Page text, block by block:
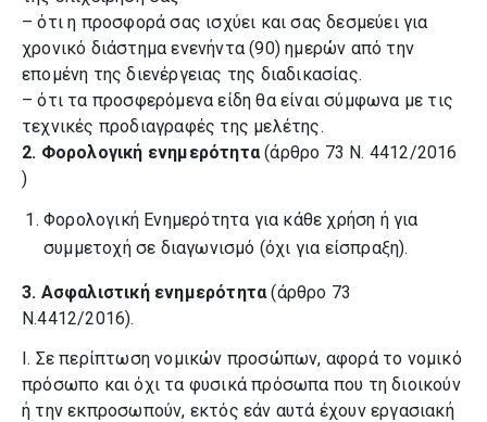
– ότι η προσφορά σας ισχύει και σας δεσμεύει για
χρονικό διάστημα ενενήντα (90) ημερών από την
επομένη της διενέργειας της διαδικασίας.
– ότι τα προσφερόμενα είδη θα είναι σύμφωνα με τις
τεχνικές προδιαγραφές της μελέτης.
2. Φορολογική ενημερότητα(άρθρο 73 Ν. 4412/2016
)
Φορολογική Ενημερότητα για κάθε χρήση ή για
συμμετοχή σε διαγωνισμό (όχι για είσπραξη).
3. Ασφαλιστική ενημερότητα(άρθρο 73
Ν.4412/2016).
I. Σε περίπτωση νομικών προσώπων, αφορά το νομικό
πρόσωπο και όχι τα φυσικά πρόσωπα που τη διοικούν
ή την εκπροσωπούν, εκτός εάν αυτά έχουν εργασιακή